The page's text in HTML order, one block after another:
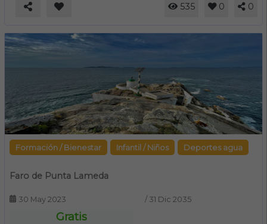
535 0 0
Formación / Bienestar Infantil / Niños Deportes agua
Faro de Punta Lameda
30 May 2023 / 31 Dic 2035
Gratis